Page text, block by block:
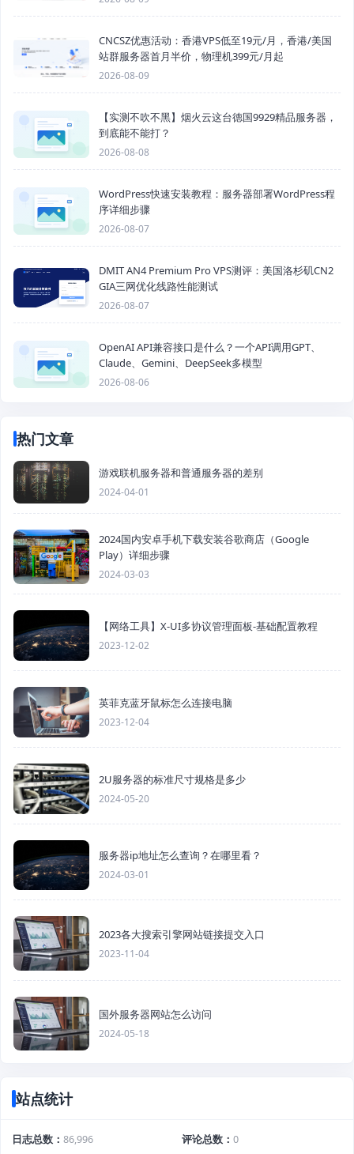
CNCSZ优惠活动：香港VPS低至19元/月，香港/美国
站群服务器首月半价，物理机399元/月起
2026-08-09
【实测不吹不黑】烟火云这台德国9929精品服务器，
到底能不能打？
2026-08-08
WordPress快速安装教程：服务器部署WordPress程
序详细步骤
2026-08-07
DMIT AN4 Premium Pro VPS测评：美国洛杉矶CN2
GIA三网优化线路性能测试
2026-08-07
OpenAI API兼容接口是什么？一个API调用GPT、
Claude、Gemini、DeepSeek多模型
2026-08-06
热门文章
游戏联机服务器和普通服务器的差别
2024-04-01
2024国内安卓手机下载安装谷歌商店（Google
Play）详细步骤
2024-03-03
【网络工具】X-UI多协议管理面板-基础配置教程
2023-12-02
英菲克蓝牙鼠标怎么连接电脑
2023-12-04
2U服务器的标准尺寸规格是多少
2024-05-20
服务器ip地址怎么查询？在哪里看？
2024-03-01
2023各大搜索引擎网站链接提交入口
2023-11-04
国外服务器网站怎么访问
2024-05-18
站点统计
日志总数 86,996 评论总数
0